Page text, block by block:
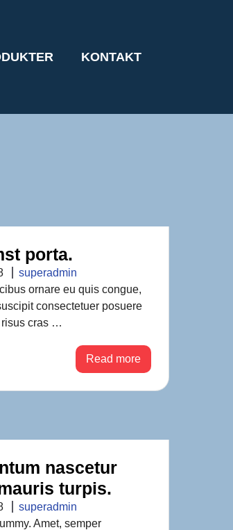
KONTAKT
porta.
superadmin
ornare eu quis congue,
consectetuer posuere
risus cras …
Read more
nascetur
turpis.
superadmin
Amet, semper